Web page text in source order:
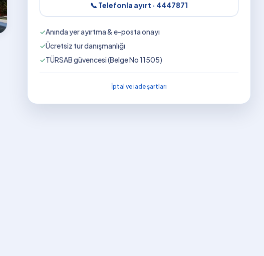
📞 Telefonla ayırt · 4447871
✓Anında yer ayırtma & e-posta onayı
✓Ücretsiz tur danışmanlığı
✓TÜRSAB güvencesi (Belge No 11505)
İptal ve iade şartları